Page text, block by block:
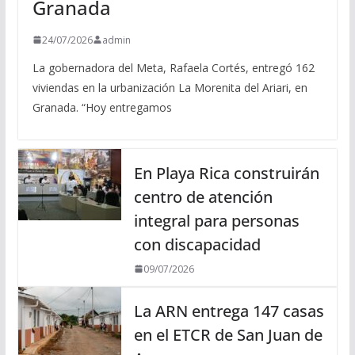
Granada
24/07/2026 admin
La gobernadora del Meta, Rafaela Cortés, entregó 162
viviendas en la urbanización La Morenita del Ariari, en
Granada. “Hoy entregamos
En Playa Rica construirán
centro de atención
integral para personas
con discapacidad
09/07/2026
La ARN entrega 147 casas
en el ETCR de San Juan de